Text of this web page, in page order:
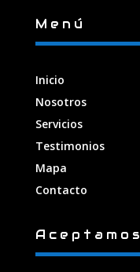
Menú
Inicio
Nosotros
Servicios
Testimonios
Mapa
Contacto
Aceptamos